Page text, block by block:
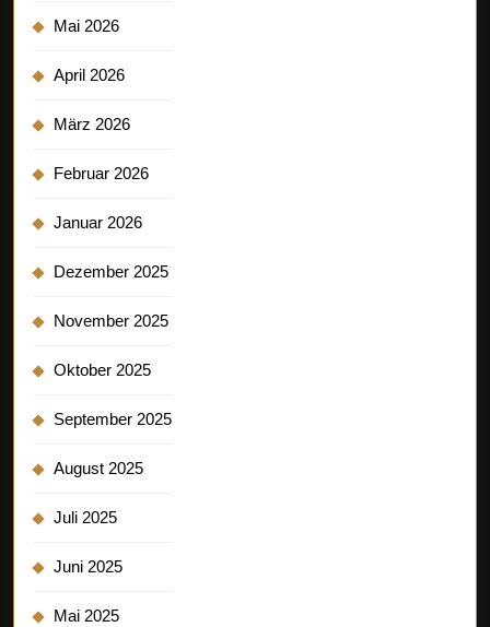
Mai 2026
April 2026
März 2026
Februar 2026
Januar 2026
Dezember 2025
November 2025
Oktober 2025
September 2025
August 2025
Juli 2025
Juni 2025
Mai 2025